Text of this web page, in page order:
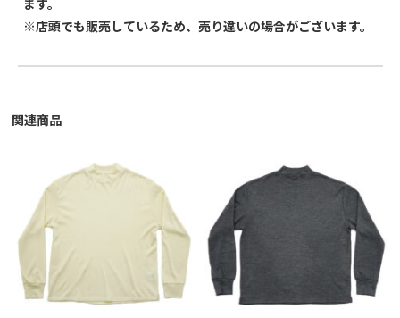
ます。
※店頭でも販売しているため、売り違いの場合がございます。
関連商品